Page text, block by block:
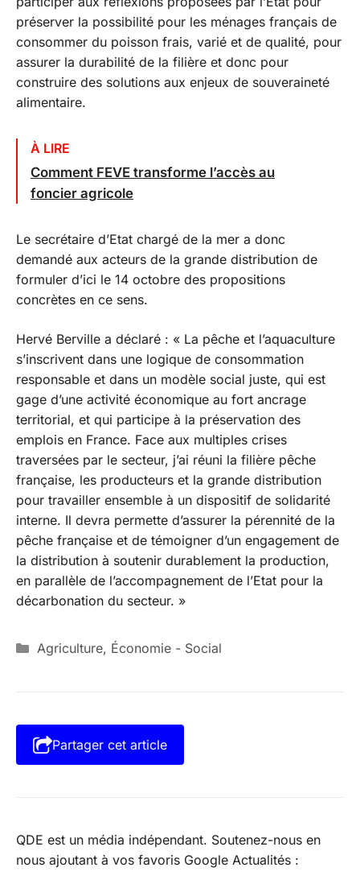
préserver la possibilité pour les ménages français de
consommer du poisson frais, varié et de qualité, pour
assurer la durabilité de la filière et donc pour
construire des solutions aux enjeux de souveraineté
alimentaire.
À LIRE
Comment FEVE transforme l’accès au
foncier agricole
Le secrétaire d’Etat chargé de la mer a donc
demandé aux acteurs de la grande distribution de
formuler d’ici le 14 octobre des propositions
concrètes en ce sens.
Hervé Berville a déclaré : « La pêche et l’aquaculture
s’inscrivent dans une logique de consommation
responsable et dans un modèle social juste, qui est
gage d’une activité économique au fort ancrage
territorial, et qui participe à la préservation des
emplois en France. Face aux multiples crises
traversées par le secteur, j’ai réuni la filière pêche
française, les producteurs et la grande distribution
pour travailler ensemble à un dispositif de solidarité
interne. Il devra permette d’assurer la pérennité de la
pêche française et de témoigner d’un engagement de
la distribution à soutenir durablement la production,
en parallèle de l’accompagnement de l’Etat pour la
décarbonation du secteur. »
Catégories
Agriculture, Économie - Social
Partager cet article
QDE est un média indépendant. Soutenez-nous en
nous ajoutant à vos favoris Google Actualités :